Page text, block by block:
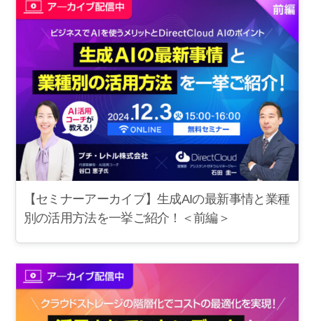
【セミナーアーカイブ】生成AIの最新事情と業種
別の活用方法を一挙ご紹介！＜前編＞